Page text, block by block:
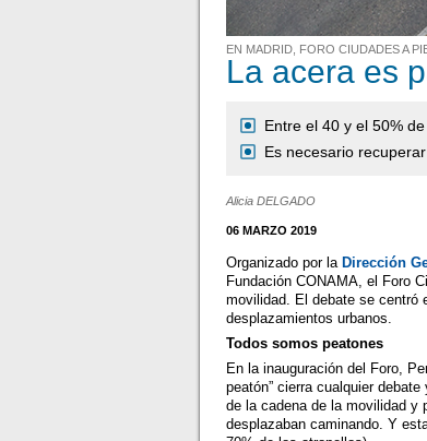
EN MADRID, FORO CIUDADES A
La acera es
Entre el 40 y el 50%
Es necesario
Alicia DELGADO
06 MARZO 2019
Organizado por laDirección
Fundación CONAMA, el Foro
movilidad. El debate se centró
desplazamientos urbanos.
Todos somos peatones
En la inauguración del Foro,
peatón” cierra cualquier
de la cadena de la movilidad y
desplazaban caminando. Y